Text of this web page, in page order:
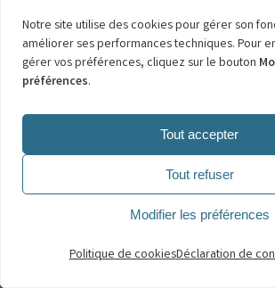
Notre site utilise des cookies pour gérer son
améliorer ses performances techniques. Pour
gérer vos préférences, cliquez sur le bouton
préférences.
Tout accepter
Tout refuser
Modifier les préférences
Politique de cookiesDéclaration de
Une question, un éblouissement, une
Exprimez-vous sur cet espace !
Veuillez vous connecter pour commenter